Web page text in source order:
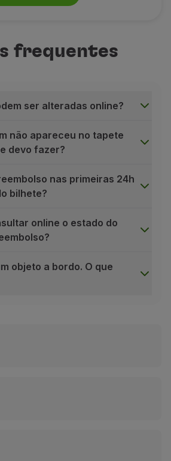
frequentes
ser alteradas online?
não apareceu no tapete
devo fazer?
nas primeiras 24h
bilhete?
online o estado do
objeto a bordo. O que
equipamento desportivo;
bicicletas;